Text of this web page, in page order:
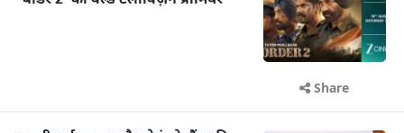
Share